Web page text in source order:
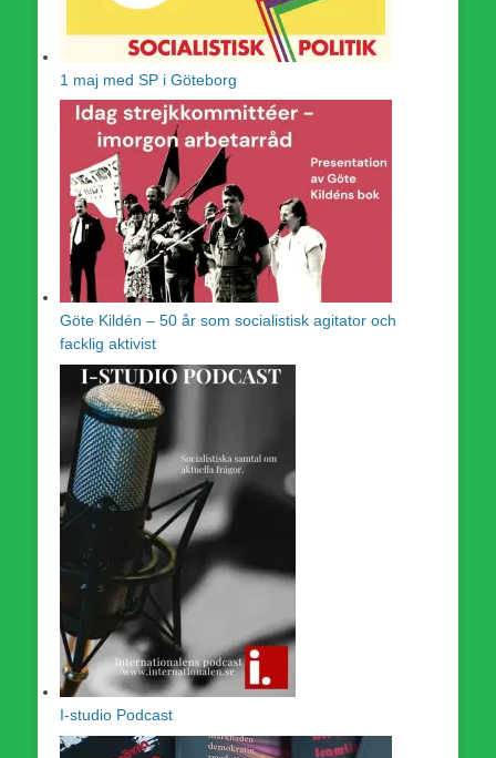
1 maj med SP i Göteborg
Göte Kildén – 50 år som socialistisk agitator och
facklig aktivist
I-studio Podcast